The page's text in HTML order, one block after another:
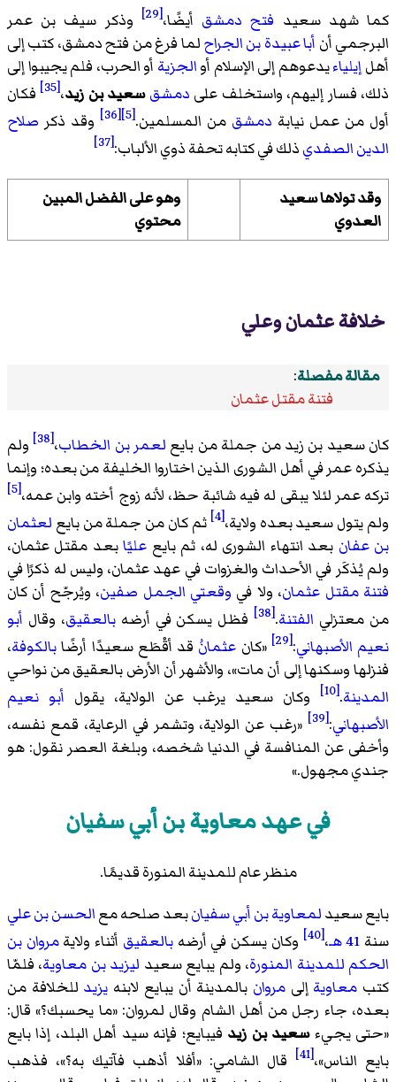
كما شهد سعيد فتح دمشق أيضًا،[29]
وذكر سيف بن عمر
البرجمي أن أبا عبيدة بن الجراحلما فرغ من فتح دمشق، كتب إلى
أهلإيلياءيدعوهم إلى الإسلام أوالجزية أو الحرب، فلم يجيبوا إلى
ذلك، فسار إليهم، واستخلف على دمشق سعيد بن زيد،[35]
فكان
أول من عمل نيابة دمشق من المسلمين.[5]
[36] وقد ذكر صلاح
الدين الصفديذلك في كتابه تحفة ذوي الألباب:[37]
وقد تولاها سعيد
العدوي
وهو على الفضل المبين
محتوي
خلافة عثمان وعلي
مقالة مفصلة:
فتنة مقتل عثمان
كان سعيد بن زيد من جملة من بايع لعمر بن الخطاب،[38]
ولم
يذكره عمر في أهل الشورى الذين اختاروا الخليفة من بعده؛ وإنما
تركه عمر لئلا يبقى له فيه شائبة حظ، لأنه زوج أخته وابن عمه،[5]
ولم يتول سعيد بعده ولاية،[4] ثم كان من جملة من بايع لعثمان
بن عفان بعد انتهاء الشورى له، ثم بايع عليًابعد مقتل عثمان،
ولم يُذكَر في الأحداث والغزوات في عهد عثمان، وليس له ذكرًا في
فتنة مقتل عثمان، ولا في وقعتي الجمل صفين، ويُرجّح أن كان
من معتزلي الفتنة.
[38] فظل يسكن في أرضهبالعقيق، وقال أبو
نعيم الأصبهاني:
[29]
«كان عثمانُ قد أقْطَع سعيدًا أرضًابالكوفة،
فنزلها وسكنها إلى أن مات»، والأشهر أن الأرض بالعقيق من نواحي
المدينة.
[10] وكان سعيد يرغب عن الولاية، يقول أبو نعيم
الأصبهاني:
[39]
«رغب عن الولاية، وتشمر في الرعاية، قمع نفسه،
وأخفى عن المنافسة في الدنيا شخصه، وبلغة العصر نقول: هو
جندي مجهول.»
في عهد معاوية بن أبي سفيان
منظر عام للمدينة المنورة قديمًا.
بايع سعيدلمعاوية بن أبي سفيانبعد صلحه معالحسن بن علي
سنة 41 هـ ،[40] وكان يسكن في أرضهبالعقيق أثناء ولايةمروان بن
الحكم للمدينة المنورة، ولم يبايع سعيد ليزيد بن معاوية، فلمّا
كتب معاوية إلىمروان بالمدينة أن يبايع لابنه يزيد للخلافة من
بعده، جاء رجل من أهل الشام وقال لمروان: «ما يحسبك؟» قال:
«حتى يجيءسعيد بن زيد فيبايع؛ فإنه سيد أهل البلد، إذا بايع
بايع الناس»،[41]
قال الشامي: «أفلا أذهب فآتيك به؟»، فذهب